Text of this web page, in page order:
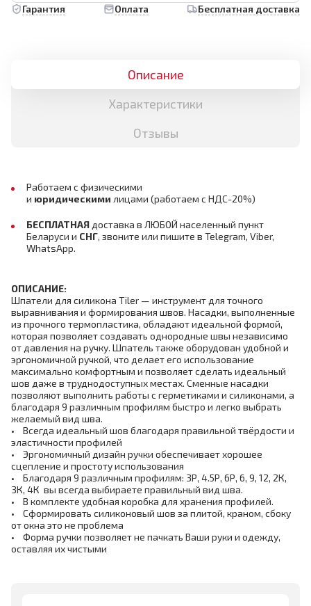
Гарантия
Оплата Бесплатная доставка
Описание
Характеристики
Отзывы
Работаем с физическими
и юридическими лицами (работаем с НДС-20%)
БЕСПЛАТНАЯ доставка в ЛЮБОЙ населенный пункт
Беларуси и СНГ, звоните или пишите в Telegram, Viber,
WhatsApp.
ОПИСАНИЕ:
Шпатели для силикона Tiler — инструмент для точного
выравнивания и формирования швов. Насадки, выполненные
из прочного термопластика, обладают идеальной формой,
которая позволяет создавать однородные швы независимо
от давления на ручку. Шпатель также оборудован удобной и
эргономичной ручкой, что делает его использование
максимально комфортным и позволяет сделать идеальный
шов даже в труднодоступных местах. Сменные насадки
позволяют выполнить работы с герметиками и силиконами, а
благодаря 9 различным профилям быстро и легко выбрать
желаемый вид шва.
• Всегда идеальный шов благодаря правильной твёрдости и
эластичности профилей
• Эргономичный дизайн ручки обеспечивает хорошее
сцепление и простоту использования
• Благодаря 9 различным профилям: 3Р, 4.5Р, 6Р, 6, 9, 12, 2К,
3К, 4К вы всегда выбираете правильный вид шва.
• В комплекте удобная коробка для хранения профилей.
• Сформировать силиконовый шов за плитой, краном, сбоку
от окна это не проблема
• Форма ручки позволяет не пачкать Ваши руки и одежду,
оставляя их чистыми